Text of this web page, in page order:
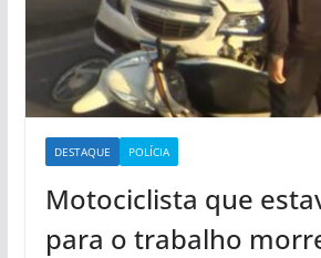
DESTAQUE POLÍCIA
Motociclista que
para o trabalho